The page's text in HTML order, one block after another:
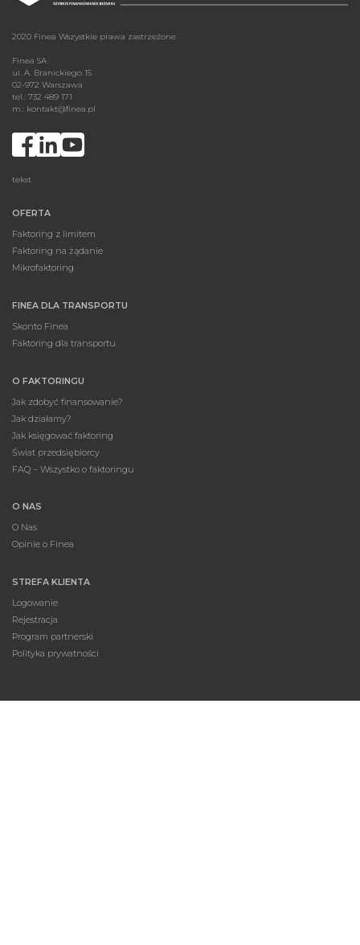
2020 Finea Wszystkie prawa zastrzeżone
Finea SA
ul. A. Branickiego 15
02-972 Warszawa
tel.: 732 489 171
m.: kontakt@finea.pl
tekst
OFERTA
Faktoring z limitem
Faktoring na żądanie
Mikrofaktoring
FINEA DLA TRANSPORTU
Skonto Finea
Faktoring dla transportu
O FAKTORINGU
Jak zdobyć finansowanie?
Jak działamy?
Jak księgować faktoring
Świat przedsiębiorcy
FAQ – Wszystko o faktoringu
O NAS
O Nas
Opinie o Finea
STREFA KLIENTA
Logowanie
Rejestracja
Program partnerski
Polityka prywatności